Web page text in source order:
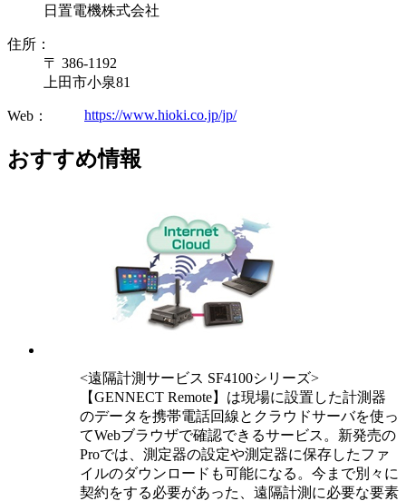
日置電機株式会社
住所：
〒 386-1192
上田市小泉81
Web： https://www.hioki.co.jp/jp/
おすすめ情報
<遠隔計測サービス SF4100シリーズ>
【GENNECT Remote】は現場に設置した計測器
のデータを携帯電話回線とクラウドサーバを使っ
てWebブラウザで確認できるサービス。新発売の
Proでは、測定器の設定や測定器に保存したファ
イルのダウンロードも可能になる。今まで別々に
契約をする必要があった、遠隔計測に必要な要素